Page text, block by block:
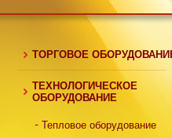
ТОРГОВОЕ
ТЕХНОЛОГИЧЕСКОЕ
ОБОРУДОВАНИЕ
Тепловое оборудование